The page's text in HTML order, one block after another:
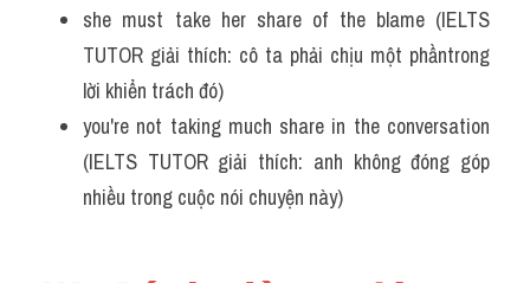
she must take her share of the blame (IELTS
TUTOR giải thích: cô ta phải chịu một phầntrong
lời khiển trách đó)
you're not taking much share in the conversation
(IELTS TUTOR giải thích: anh không đóng góp
nhiều trong cuộc nói chuyện này)